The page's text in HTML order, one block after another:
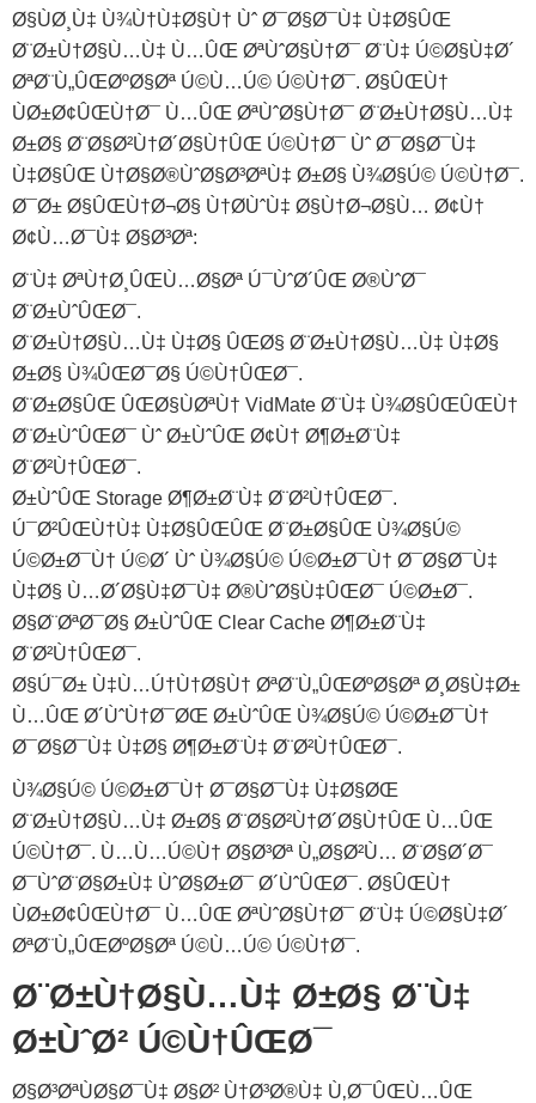
Ø§ÙØ¸Ù‡ Ù¾Ù†Ù‡Ø§Ù† Ùˆ Ø¯Ø§Ø¯Ù‡ Ù‡Ø§ÛŒ
Ø¨Ø±Ù†Ø§Ù…Ù‡ Ù…ÛŒ ØªÙˆØ§Ù†Ø¯ Ø¨Ù‡ Ú©Ø§Ù‡Ø´
ØªØ¨Ù„ÛŒØºØ§Øª Ú©Ù…Ú© Ú©Ù†Ø¯. Ø§ÛŒÙ†
ÙØ±Ø¢ÛŒÙ†Ø¯ Ù…ÛŒ ØªÙˆØ§Ù†Ø¯ Ø¨Ø±Ù†Ø§Ù…Ù‡
Ø±Ø§ Ø¨Ø§Ø²Ù†Ø´Ø§Ù†ÛŒ Ú©Ù†Ø¯ Ùˆ Ø¯Ø§Ø¯Ù‡
Ù‡Ø§ÛŒ Ù†Ø§Ø®ÙˆØ§Ø³ØªÙ‡ Ø±Ø§ Ù¾Ø§Ú© Ú©Ù†Ø¯.
Ø¯Ø± Ø§ÛŒÙ†Ø¬Ø§ Ù†Ø­ÙˆÙ‡ Ø§Ù†Ø¬Ø§Ù… Ø¢Ù†
Ø¢Ù…Ø¯Ù‡ Ø§Ø³Øª:
Ø¨Ù‡ ØªÙ†Ø¸ÛŒÙ…Ø§Øª Ú¯ÙˆØ´ÛŒ Ø®ÙˆØ¯
Ø¨Ø±ÙˆÛŒØ¯.
Ø¨Ø±Ù†Ø§Ù…Ù‡ Ù‡Ø§ ÛŒØ§ Ø¨Ø±Ù†Ø§Ù…Ù‡ Ù‡Ø§
Ø±Ø§ Ù¾ÛŒØ¯Ø§ Ú©Ù†ÛŒØ¯.
Ø¨Ø±Ø§ÛŒ ÛŒØ§ÙØªÙ† VidMate Ø¨Ù‡ Ù¾Ø§ÛŒÛŒÙ†
Ø¨Ø±ÙˆÛŒØ¯ Ùˆ Ø±ÙˆÛŒ Ø¢Ù† Ø¶Ø±Ø¨Ù‡
Ø¨Ø²Ù†ÛŒØ¯.
Ø±ÙˆÛŒ Storage Ø¶Ø±Ø¨Ù‡ Ø¨Ø²Ù†ÛŒØ¯.
Ú¯Ø²ÛŒÙ†Ù‡ Ù‡Ø§ÛŒÛŒ Ø¨Ø±Ø§ÛŒ Ù¾Ø§Ú©
Ú©Ø±Ø¯Ù† Ú©Ø´ Ùˆ Ù¾Ø§Ú© Ú©Ø±Ø¯Ù† Ø¯Ø§Ø¯Ù‡
Ù‡Ø§ Ù…Ø´Ø§Ù‡Ø¯Ù‡ Ø®ÙˆØ§Ù‡ÛŒØ¯ Ú©Ø±Ø¯.
Ø§Ø¨ØªØ¯Ø§ Ø±ÙˆÛŒ Clear Cache Ø¶Ø±Ø¨Ù‡
Ø¨Ø²Ù†ÛŒØ¯.
Ø§Ú¯Ø± Ù‡Ù…Ú†Ù†Ø§Ù† ØªØ¨Ù„ÛŒØºØ§Øª Ø¸Ø§Ù‡Ø±
Ù…ÛŒ Ø´ÙˆÙ†Ø¯ØŒ Ø±ÙˆÛŒ Ù¾Ø§Ú© Ú©Ø±Ø¯Ù†
Ø¯Ø§Ø¯Ù‡ Ù‡Ø§ Ø¶Ø±Ø¨Ù‡ Ø¨Ø²Ù†ÛŒØ¯.
Ù¾Ø§Ú© Ú©Ø±Ø¯Ù† Ø¯Ø§Ø¯Ù‡ Ù‡Ø§ØŒ
Ø¨Ø±Ù†Ø§Ù…Ù‡ Ø±Ø§ Ø¨Ø§Ø²Ù†Ø´Ø§Ù†ÛŒ Ù…ÛŒ
Ú©Ù†Ø¯. Ù…Ù…Ú©Ù† Ø§Ø³Øª Ù„Ø§Ø²Ù… Ø¨Ø§Ø´Ø¯
Ø¯ÙˆØ¨Ø§Ø±Ù‡ ÙˆØ§Ø±Ø¯ Ø´ÙˆÛŒØ¯. Ø§ÛŒÙ†
ÙØ±Ø¢ÛŒÙ†Ø¯ Ù…ÛŒ ØªÙˆØ§Ù†Ø¯ Ø¨Ù‡ Ú©Ø§Ù‡Ø´
ØªØ¨Ù„ÛŒØºØ§Øª Ú©Ù…Ú© Ú©Ù†Ø¯.
Ø¨Ø±Ù†Ø§Ù…Ù‡ Ø±Ø§ Ø¨Ù‡
Ø±ÙˆØ² Ú©Ù†ÛŒØ¯
Ø§Ø³ØªÙØ§Ø¯Ù‡ Ø§Ø² Ù†Ø³Ø®Ù‡ Ù‚Ø¯ÛŒÙ…ÛŒ